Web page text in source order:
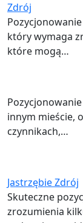
Zdrój
który wymaga
które mogą…
innym mieście,
czynnikach,…
Jastrzębie Zdrój
Skuteczne
zrozumienia